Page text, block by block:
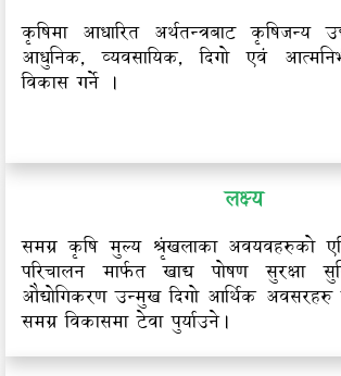
कृषिमा आधारित अर्थतन्त्रबाट कृषिजन्य
आधुनिक, व्यवसायिक, दिगो एवं
विकास गर्ने ।
लक्ष्य
समग्र कृषि मुल्य श्रृंखलाका अवयवहरुको
परिचालन मार्फत खाद्य पोषण सुरक्षा
औद्योगिकरण उन्मुख दिगो आर्थिक अवसरहरु
समग्र विकासमा टेवा पुर्याउने।